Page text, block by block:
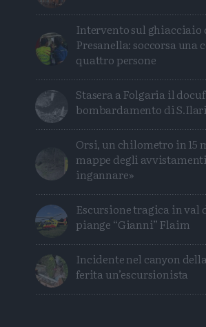
Intervento sul ghiacciaio
Presanella: soccorsa una
quattro persone
Stasera a Folgaria il docufilm sul
bombardamento di
Orsi, un chilometro in 15
mappe degli
ingannare»
Escursione tragica in val
piange “Gianni” Flaim
Incidente nel canyon
ferita un’escursionista